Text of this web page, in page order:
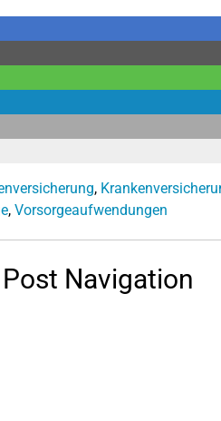
,
, Vorsorgeaufwendungen
Post Navigation